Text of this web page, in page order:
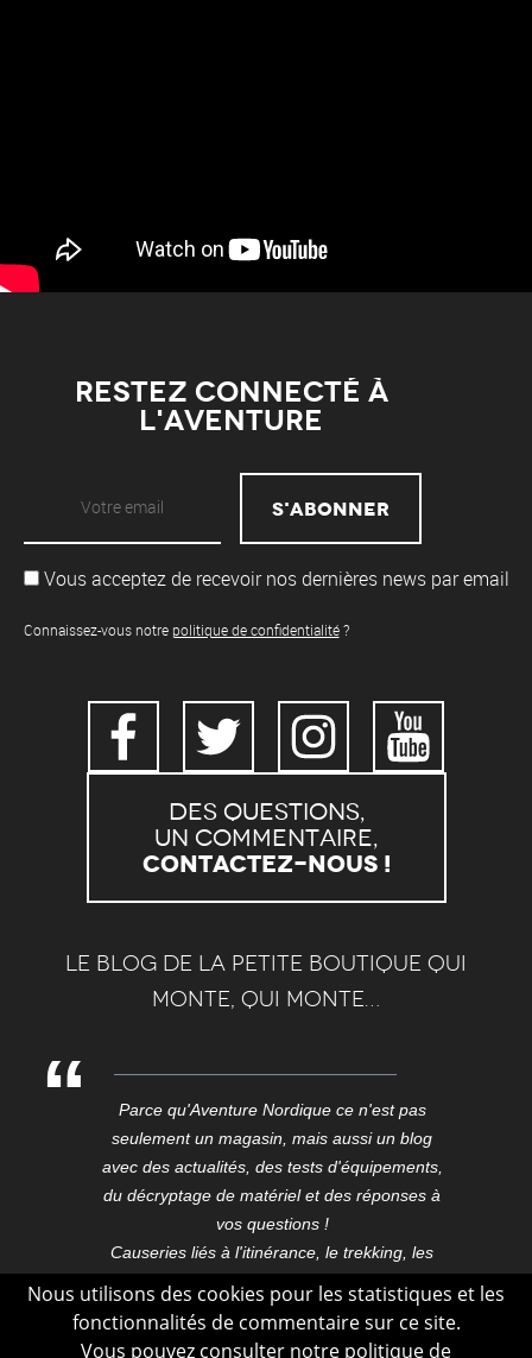
Nous utilisons des cookies pour les statistiques et les
fonctionnalités de commentaire sur ce site.
Vous pouvez consulter notre politique de
Restez connecté à
l'aventure
Vous acceptez de recevoir nos dernières news par email
Connaissez-vous notre politique de confidentialité?
Des questions,
un commentaire,
Contactez-nous !
Le blog de la petite boutique qui
monte, qui monte…
Parce qu'Aventure Nordique ce n'est pas
seulement un magasin, mais aussi un blog
avec des actualités, des tests d'équipements,
du décryptage de matériel et des réponses à
vos questions !
Causeries liés à l'itinérance, le trekking, les
monde.